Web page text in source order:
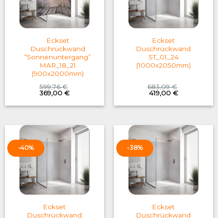
Eckset
Duschrückwand
“Sonnenuntergang”
MAR_18_21
(900x2000mm)
599,76€
Original
price
was:
369,00 €Current
is:
Eckset
Duschrückwand
ST_01_24
(1000x2050mm)
683,09€
Original
price
was:
419,00 €Current
is:
-40%
Eckset
Duschrückwand
-38%
Eckset
Duschrückwand